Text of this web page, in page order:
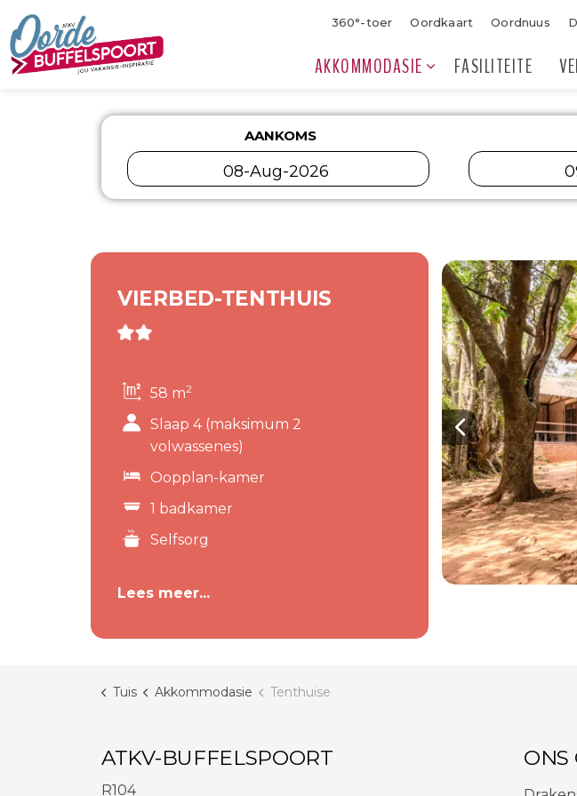
AKKOMMODASIE FASILITEITE
360°-toer Oordkaart Oordnuus
AANKOMS
VIERBED-TENTHUIS
58 m2
Slaap 4 (maksimum 2
volwassenes)
Oopplan-kamer
1 badkamer
Selfsorg
Lees meer...
Previous
Tuis Akkommodasie Tenthuise
ATKV-BUFFELSPOORT
R104
ONS